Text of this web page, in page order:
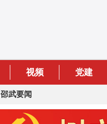
视频 党建
邵武要闻